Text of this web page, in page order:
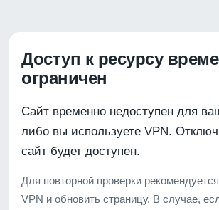
Доступ к ресурсу
ограничен
Сайт временно недоступен для
либо вы используете VPN.
сайт будет доступен.
Для повторной проверки
VPN и обновить страницу. В случае,